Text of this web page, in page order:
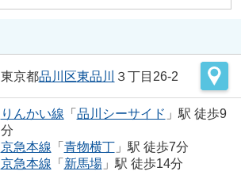
東京都品川区東品川 ３丁目26-2
りんかい線 「 品川シーサイド 」駅 徒歩9
分
京急本線 「 青物横丁」駅 徒歩7分
京急本線 「 新馬場」駅 徒歩14分